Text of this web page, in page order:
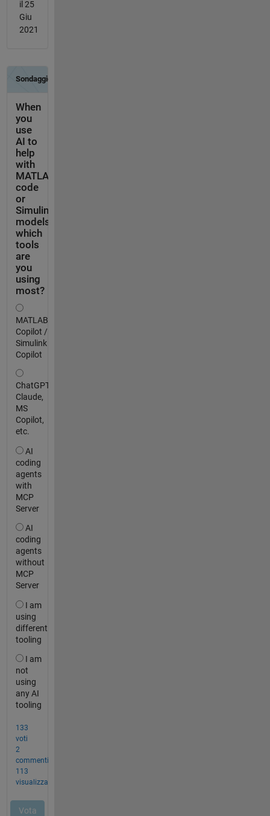
il 25
Giu
2021